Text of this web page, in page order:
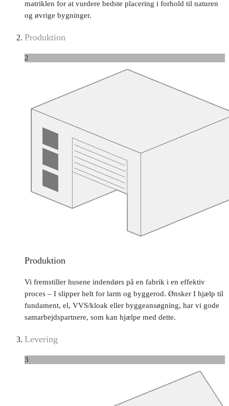
matriklen for at vurdere bedste placering i forhold til naturen
og øvrige bygninger.
Produktion
2
Produktion
Vi fremstiller husene indendørs på en fabrik i en effektiv
proces – I slipper helt for larm og byggerod. Ønsker I hjælp til
fundament, el, VVS/kloak eller byggeansøgning, har vi gode
samarbejdspartnere, som kan hjælpe med dette.
Levering
3